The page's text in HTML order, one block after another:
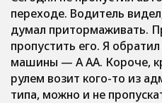
переходе. Водитель
думал притормаживать.
пропустить его. Я
машины — А АА. Короче,
рулем возит кого-то из
типа, можно и не